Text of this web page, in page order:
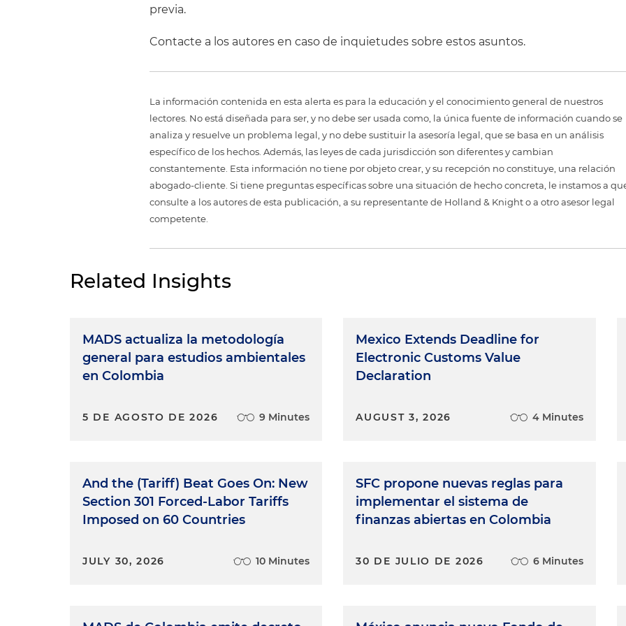
previa.
Contacte a los autores en caso de inquietudes sobre estos asuntos.
La información contenida en esta alerta es para la educación y el conocimiento general de nuestros
lectores. No está diseñada para ser, y no debe ser usada como, la única fuente de información cuando se
analiza y resuelve un problema legal, y no debe sustituir la asesoría legal, que se basa en un análisis
específico de los hechos. Además, las leyes de cada jurisdicción son diferentes y cambian
constantemente. Esta información no tiene por objeto crear, y su recepción no constituye, una relación
abogado-cliente. Si tiene preguntas específicas sobre una situación de hecho concreta, le instamos a
consulte a los autores de esta publicación, a su representante de Holland & Knight o a otro asesor legal
competente.
Related Insights
MADS actualiza la metodología
general para estudios ambientales
en Colombia
5 DE AGOSTO DE 2026 9 Minutes
And the (Tariff) Beat Goes On: New
Section 301 Forced-Labor Tariffs
Imposed on 60 Countries
JULY 30, 2026 10 Minutes
Mexico Extends Deadline for
Electronic Customs Value
Declaration
AUGUST 3, 2026 4 Minutes
SFC propone nuevas reglas para
implementar el sistema de
finanzas abiertas en Colombia
30 DE JULIO DE 2026 6 Minutes